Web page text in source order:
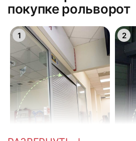
покупке рольворот
1 2